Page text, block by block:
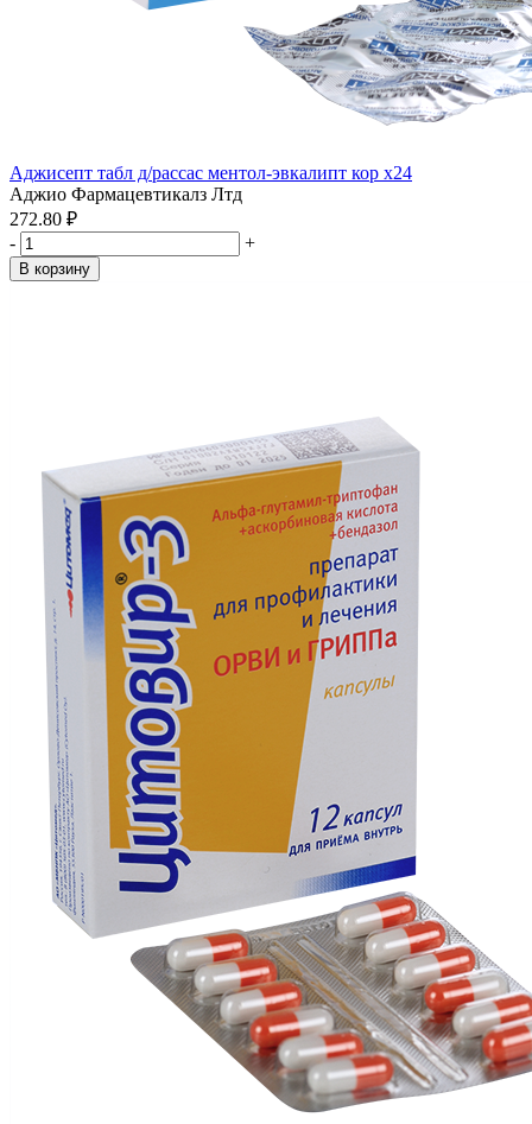
Аджисепт табл д/рассас ментол-эвкалипт кор x24
Аджио Фармацевтикалз Лтд
272.80 ₽
-
+
В корзину